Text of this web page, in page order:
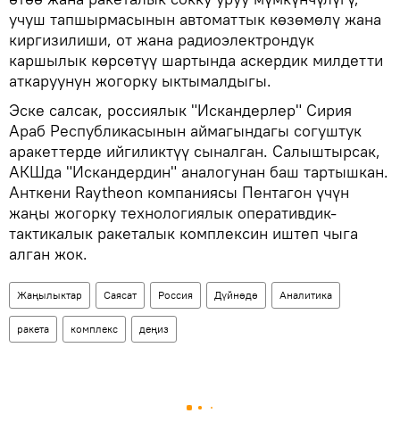
учуш тапшырмасынын автоматтык көзөмөлү жана
киргизилиши, от жана радиоэлектрондук
каршылык көрсөтүү шартында аскердик милдетти
аткаруунун жогорку ыктымалдыгы.
Эске салсак, россиялык "Искандерлер" Сирия
Араб Республикасынын аймагындагы согуштук
аракеттерде ийгиликтүү сыналган. Салыштырсак,
АКШда "Искандердин" аналогунан баш тартышкан.
Анткени Raytheon компаниясы Пентагон үчүн
жаңы жогорку технологиялык оперативдик-
тактикалык ракеталык комплексин иштеп чыга
алган жок.
Жаңылыктар Саясат Россия Дүйнөдө Аналитика
ракета комплекс деңиз